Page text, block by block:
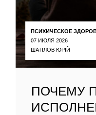
ПСИХИЧЕСКОЕ
07 ИЮЛЯ 2026
ШАТІЛОВ ЮРІЙ
ПОЧЕМУ